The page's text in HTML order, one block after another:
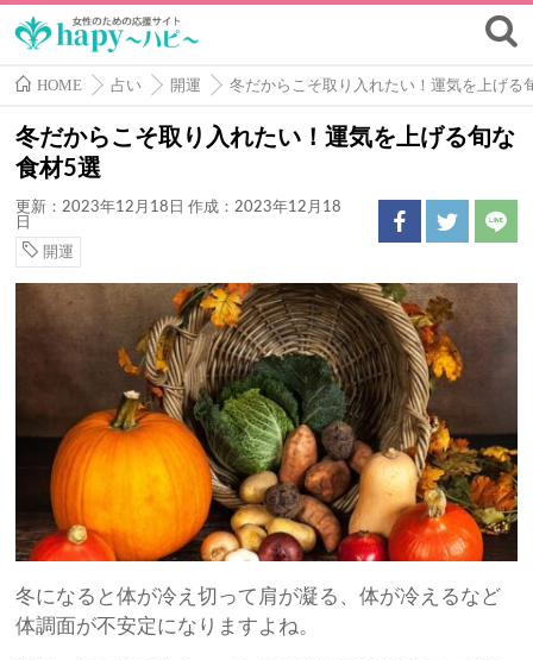
HOME 占い 開運 冬だからこそ取り入れたい！運気を上げる
冬だからこそ取り入れたい！運気を上げる旬な
食材5選
更新：2023年12月18日 作成：2023年12月18
日
開運
冬になると体が冷え切って肩が凝る、体が冷えるなど
体調面が不安定になりますよね。